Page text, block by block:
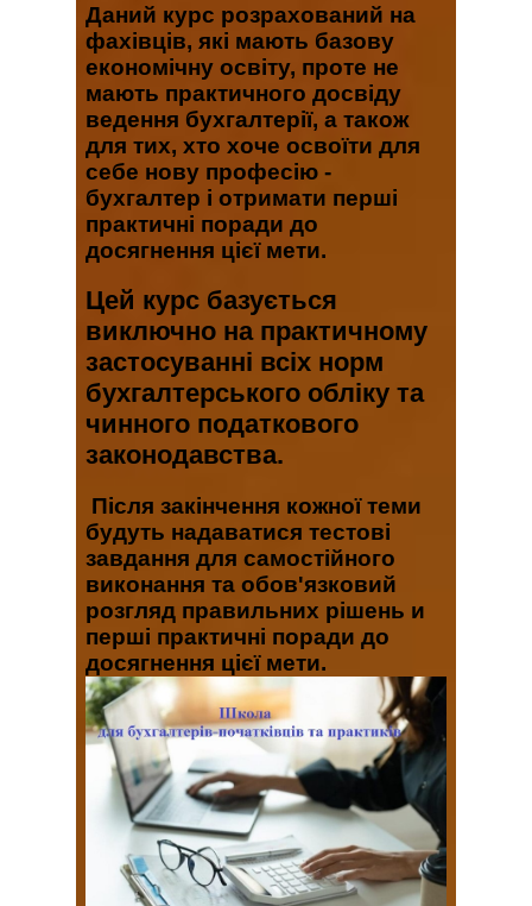
Даний курс розрахований на
фахівців, які мають базову
економічну освіту, проте не
мають практичного досвіду
ведення бухгалтерії, а також
для тих, хто хоче освоїти для
себе нову професію -
бухгалтер і отримати перші
практичні поради до
досягнення цієї мети.
Цей курс базується
виключно на практичному
застосуванні всіх норм
бухгалтерського обліку та
чинного податкового
законодавства.
Після закінчення кожної теми
будуть надаватися тестові
завдання для самостійного
виконання та обов'язковий
розгляд правильних рішень и
перші практичні поради до
досягнення цієї мети.